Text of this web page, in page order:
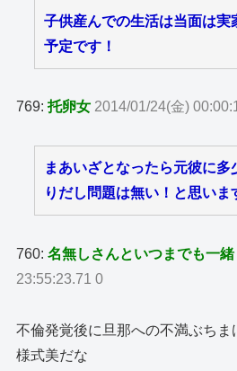
子供産んでの生活は当面は実
予定です！
769:托卵女 2014/01/24(金)
まあいざとなったら元彼に多
りだし問題は無い！と思いま
760:名無しさんといつまでも一緒
23:55:23.71 0
不倫発覚後に旦那への不満ぶち
様式美だな